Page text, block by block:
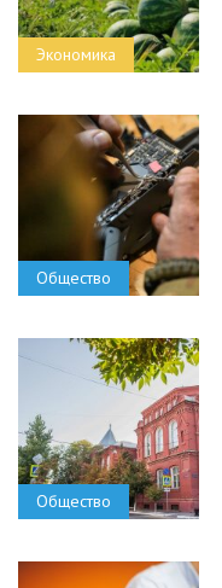
Экономика
Общество
Общество